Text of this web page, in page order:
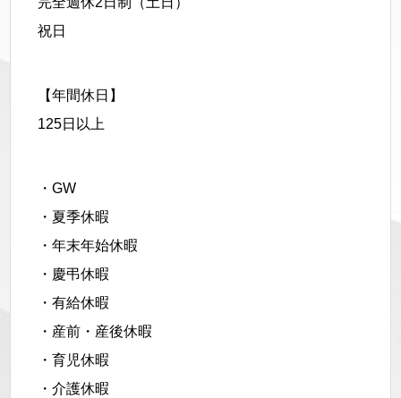
祝日
【年間休日】
125日以上
・GW
・夏季休暇
・年末年始休暇
・慶弔休暇
・有給休暇
・産前・産後休暇
・育児休暇
・介護休暇